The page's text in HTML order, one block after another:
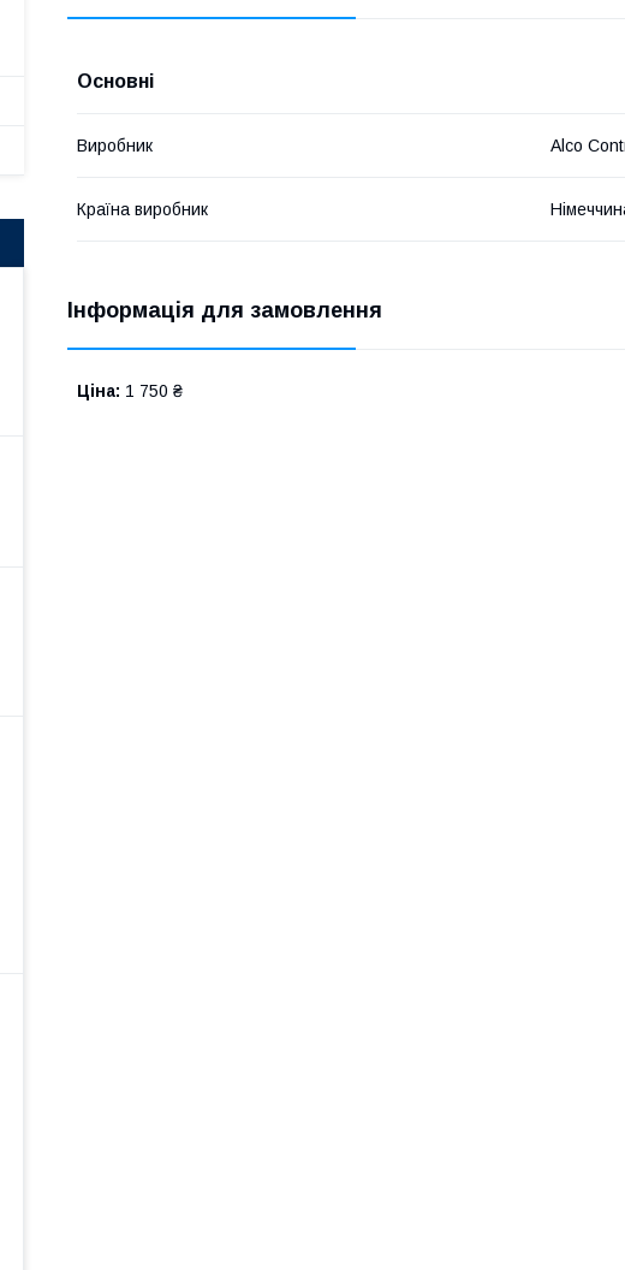
Основні
Виробник Alco
Країна виробник
Інформація для замовлення
Ціна: 1 750 ₴